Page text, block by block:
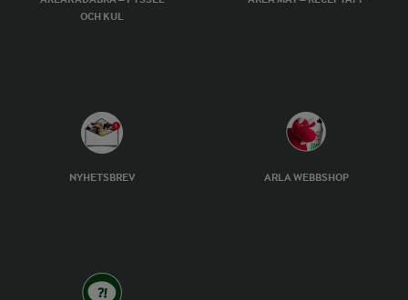
OCH KUL
NYHETSBREV ARLA WEBBSHOP